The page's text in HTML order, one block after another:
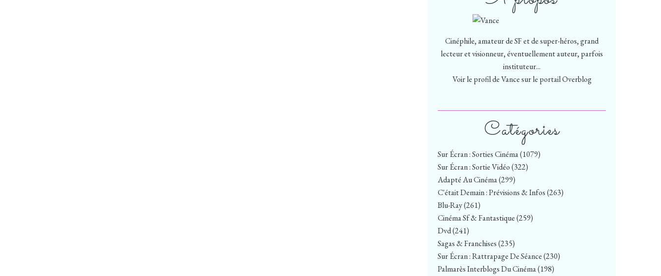
Catégories
Sur Écran : Sorties Cinéma(1079)
Sur Écran : Sortie Vidéo(322)
Adapté Au Cinéma(299)
C'était Demain : Prévisions & Infos(263)
Blu-Ray(261)
Cinéma Sf & Fantastique(259)
Dvd(241)
Sagas & Franchises(235)
Sur Écran : Rattrapage De Séance(230)
Palmarès Interblogs Du Cinéma(198)
Cinéphile, amateur de SF et de super-héros, grand
lecteur et visionneur, éventuellement auteur, parfois
instituteur...
Voir le profil deVancesur le portail Overblog